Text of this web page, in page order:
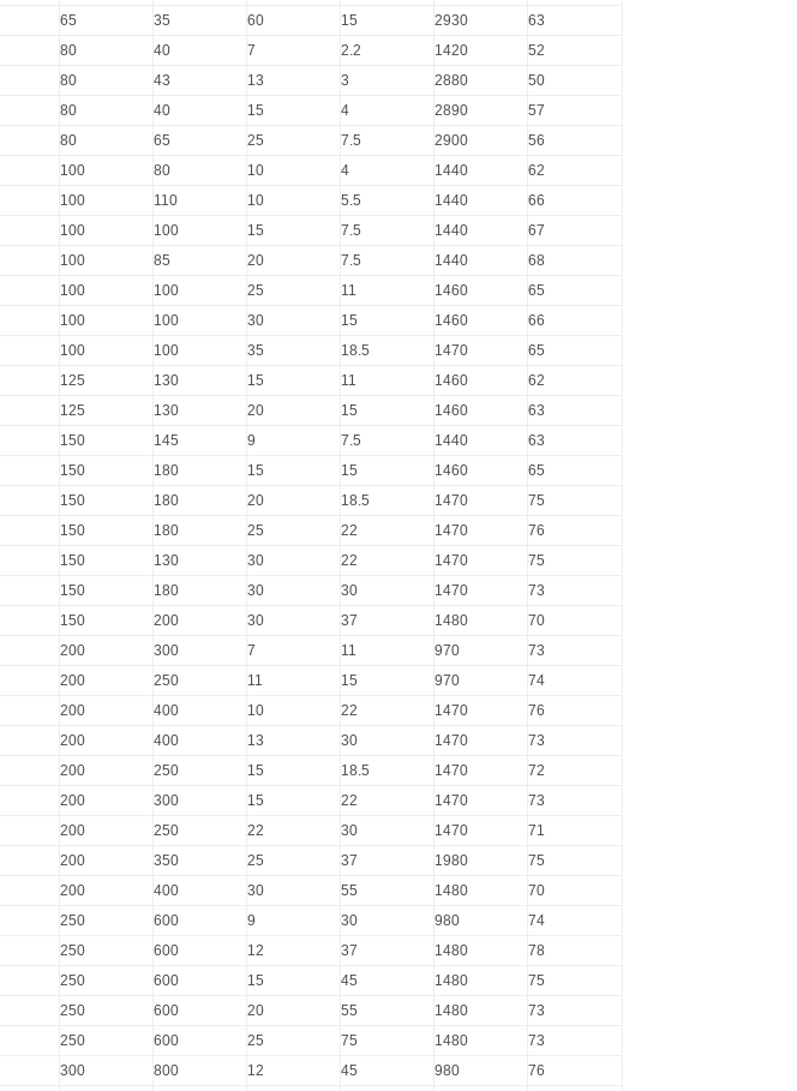
65 35 60 15 2930
63
80 40 7 2.2 1420
52
80 43 13 3 2880
50
80 40 15 4 2890
57
80 65 25 7.5 2900
56
100 80 10 4 1440
62
100 110 10 5.5 1440
66
100 100 15 7.5 1440
67
100 85 20 7.5 1440
68
100 100 25 11 1460
65
100 100 30 15 1460
66
100 100 35 18.5 1470
65
125 130 15 11 1460
62
125 130 20 15 1460
63
150 145 9 7.5 1440
63
150 180 15 15 1460
65
150 180 20 18.5 1470
75
150 180 25 22 1470
76
150 130 30 22 1470
75
150 180 30 30 1470
73
150 200 30 37 1480
70
200 300 7 11 970
73
200 250 11 15 970
74
200 400 10 22 1470
76
200 400 13 30 1470
73
200 250 15 18.5 1470
72
200 300 15 22 1470
73
200 250 22 30 1470
71
200 350 25 37 1980
75
200 400 30 55 1480
70
250 600 9 30 980
74
250 600 12 37 1480
78
250 600 15 45 1480
75
250 600 20 55 1480
73
250 600 25 75 1480
73
300 800 12 45 980
76